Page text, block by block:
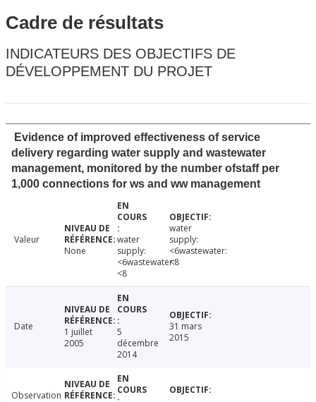
Cadre de résultats
INDICATEURS DES OBJECTIFS DE
DÉVELOPPEMENT DU PROJET
Evidence of improved effectiveness of service
delivery regarding water supply and wastewater
management, monitored by the number ofstaff per
1,000 connections for ws and ww management
Valeur
None
water
supply:
<6wastewater:
<8
water
supply:
<6wastewater:
<8
Date
1 juillet
2005
5
décembre
2014
31 mars
2015
Observation